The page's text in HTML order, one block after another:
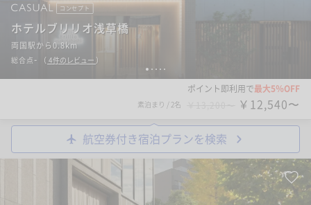
1 2 3 4 5
コンセプト
ホテルブリリオ浅草橋
両国駅から0.8km
総合点- （ 4件のレビュー ）
ポイント即利用で最大5％OFF
素泊まり / 2名 ￥12,540〜
航空券付き宿泊プランを検索